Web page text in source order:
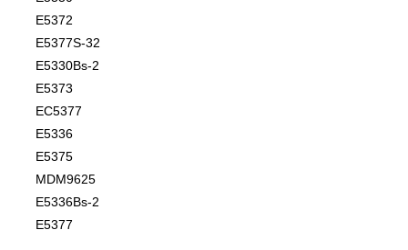
E5372
E5377S-32
E5330Bs-2
E5373
EC5377
E5336
E5375
MDM9625
E5336Bs-2
E5377